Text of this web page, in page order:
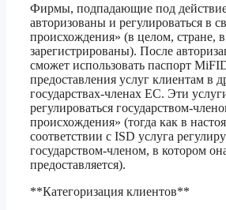
Фирмы, подпадающие под
авторизованы и регулироваться в
происхождения» (в целом, стране,
зарегистрированы). После
сможет использовать паспорт
предоставления услуг клиентам в
государствах-членах ЕС. Эти
регулироваться государством-
происхождения» (тогда как в
соответствии с ISD услуга
государством-членом, в котором
предоставляется).
**Категоризация клиентов**